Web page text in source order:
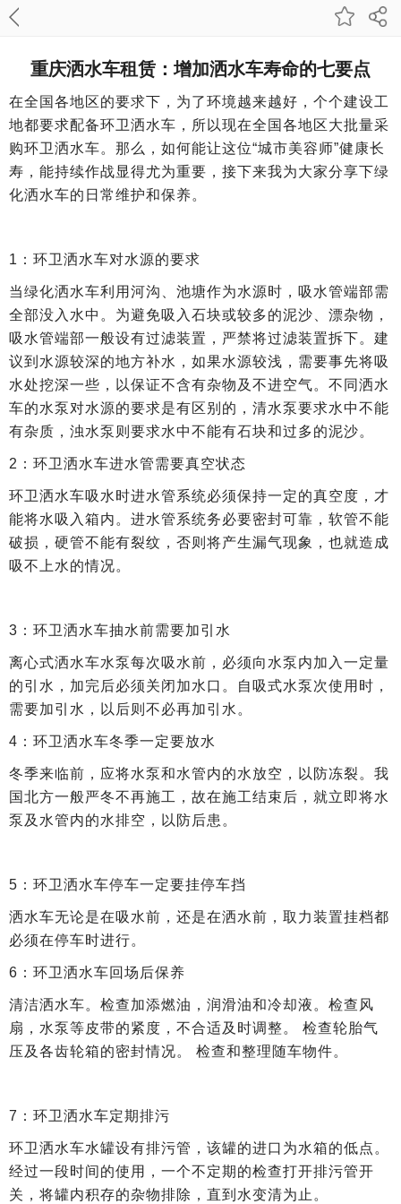
重庆洒水车租赁：增加洒水车寿命的七要点
在全国各地区的要求下，为了环境越来越好，个个建设工
地都要求配备环卫洒水车，所以现在全国各地区大批量采
购环卫洒水车。那么，如何能让这位“城市美容师”健康长
寿，能持续作战显得尤为重要，接下来我为大家分享下绿
化洒水车的日常维护和保养。
1：环卫洒水车对水源的要求
当绿化洒水车利用河沟、池塘作为水源时，吸水管端部需
全部没入水中。为避免吸入石块或较多的泥沙、漂杂物，
吸水管端部一般设有过滤装置，严禁将过滤装置拆下。建
议到水源较深的地方补水，如果水源较浅，需要事先将吸
水处挖深一些，以保证不含有杂物及不进空气。不同洒水
车的水泵对水源的要求是有区别的，清水泵要求水中不能
有杂质，浊水泵则要求水中不能有石块和过多的泥沙。
2：环卫洒水车进水管需要真空状态
环卫洒水车吸水时进水管系统必须保持一定的真空度，才
能将水吸入箱内。进水管系统务必要密封可靠，软管不能
破损，硬管不能有裂纹，否则将产生漏气现象，也就造成
吸不上水的情况。
3：环卫洒水车抽水前需要加引水
离心式洒水车水泵每次吸水前，必须向水泵内加入一定量
的引水，加完后必须关闭加水口。自吸式水泵次使用时，
需要加引水，以后则不必再加引水。
4：环卫洒水车冬季一定要放水
冬季来临前，应将水泵和水管内的水放空，以防冻裂。我
国北方一般严冬不再施工，故在施工结束后，就立即将水
泵及水管内的水排空，以防后患。
5：环卫洒水车停车一定要挂停车挡
洒水车无论是在吸水前，还是在洒水前，取力装置挂档都
必须在停车时进行。
6：环卫洒水车回场后保养
清洁洒水车。检查加添燃油，润滑油和冷却液。检查风
扇，水泵等皮带的紧度，不合适及时调整。 检查轮胎气
压及各齿轮箱的密封情况。 检查和整理随车物件。
7：环卫洒水车定期排污
环卫洒水车水罐设有排污管，该罐的进口为水箱的低点。
经过一段时间的使用，一个不定期的检查打开排污管开
关，将罐内积存的杂物排除，直到水变清为止。